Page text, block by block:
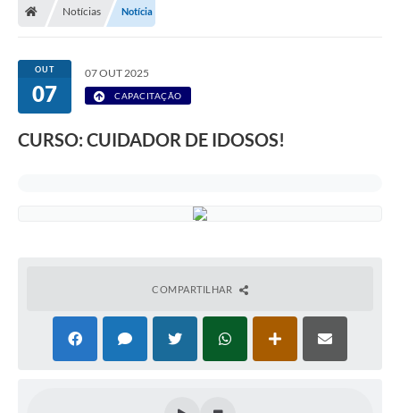
Legislação
Turismo
Notícias Notícia
OUT
07
07 OUT 2025
CAPACITAÇÃO
CURSO: CUIDADOR DE IDOSOS!
COMPARTILHAR